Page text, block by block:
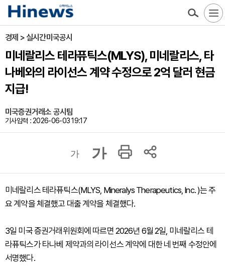
경제 > 실시간미국공시
미네랄리스 테라퓨틱스(MLYS), 미네랄리스, 타
나베와의 라이선스 계약 수정으로 2억 달러 현금
지급!
미국증권거래소 공시팀
기사입력 : 2026-06-03 19:17
가 가
미네랄리스 테라퓨틱스(MLYS, Mineralys Therapeutics, Inc. )는 주
요 계약을 체결했고 대출 계약을 체결했다.
3일 미국 증권거래위원회에 따르면 2026년 6월 2일, 미네랄리스 테
라퓨틱스가 타나베 제약과의 라이선스 계약에 대한 네 번째 수정안에
서명했다.